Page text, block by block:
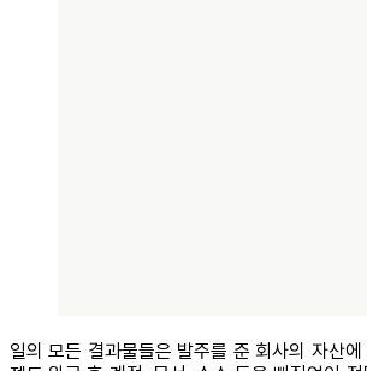
일의 모든 결과물들은 발주를 준 회사의 자산